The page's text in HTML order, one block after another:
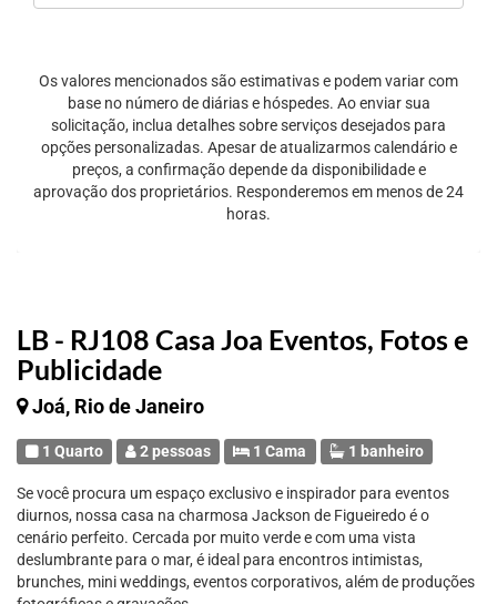
LB - RJ108 Casa Joa Eventos, Fotos e
Publicidade
Joá, Rio de Janeiro
1 Quarto 2 pessoas 1 Cama 1 banheiro
Se você procura um espaço exclusivo e inspirador para eventos
diurnos, nossa casa na charmosa Jackson de Figueiredo é o
cenário perfeito. Cercada por muito verde e com uma vista
deslumbrante para o mar, é ideal para encontros intimistas,
brunches, mini weddings, eventos corporativos, além de produções
Os valores mencionados são estimativas e podem variar com
base no número de diárias e hóspedes. Ao enviar sua
solicitação, inclua detalhes sobre serviços desejados para
opções personalizadas. Apesar de atualizarmos calendário e
preços, a confirmação depende da disponibilidade e
aprovação dos proprietários. Responderemos em menos de 24
horas.